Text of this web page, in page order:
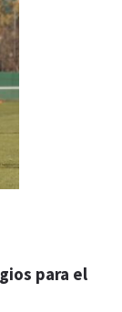
para el